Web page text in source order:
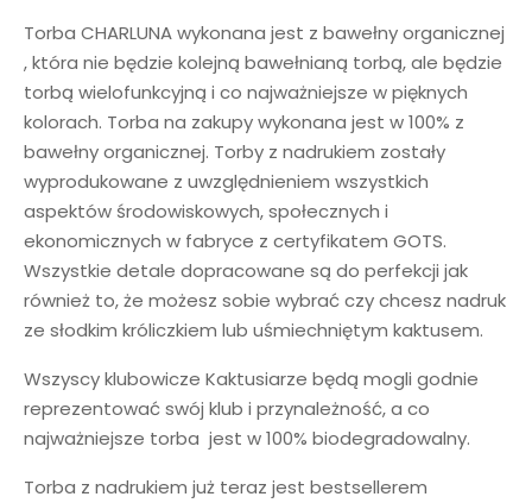
Torba CHARLUNA wykonana jest z bawełny organicznej
, która nie będzie kolejną bawełnianą torbą, ale będzie
torbą wielofunkcyjną i co najważniejsze w pięknych
kolorach. Torba na zakupy wykonana jest w 100% z
bawełny organicznej. Torby z nadrukiem zostały
wyprodukowane z uwzględnieniem wszystkich
aspektów środowiskowych, społecznych i
ekonomicznych w fabryce z certyfikatem GOTS.
Wszystkie detale dopracowane są do perfekcji jak
również to, że możesz sobie wybrać czy chcesz nadruk
ze słodkim króliczkiem lub uśmiechniętym kaktusem.
Wszyscy klubowicze Kaktusiarze będą mogli godnie
reprezentować swój klub i przynależność, a co
najważniejsze torba jest w 100% biodegradowalny.
Torba z nadrukiem już teraz jest bestsellerem